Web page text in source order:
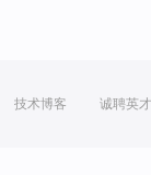
技术博客 诚聘英才